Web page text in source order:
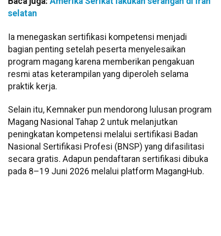
selatan
Ia menegaskan sertifikasi kompetensi menjadi
bagian penting setelah peserta menyelesaikan
program magang karena memberikan pengakuan
resmi atas keterampilan yang diperoleh selama
praktik kerja.
Selain itu, Kemnaker pun mendorong lulusan program
Magang Nasional Tahap 2 untuk melanjutkan
peningkatan kompetensi melalui sertifikasi Badan
Nasional Sertifikasi Profesi (BNSP) yang difasilitasi
secara gratis. Adapun pendaftaran sertifikasi dibuka
pada 8–19 Juni 2026 melalui platform MagangHub.